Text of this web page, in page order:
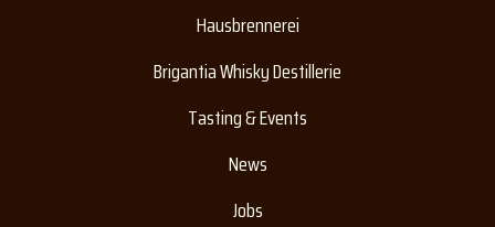
Hausbrennerei
Brigantia Whisky Destillerie
Tasting & Events
News
Jobs